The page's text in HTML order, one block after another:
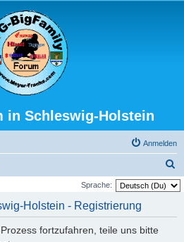
in Schleswig-Holstein
Anmelden
u
Sprache:
Holstein - Registrierung
fortzufahren, teile uns bitte